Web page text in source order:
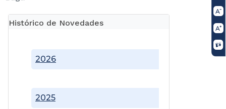
Histórico de Novedades
2025
2026